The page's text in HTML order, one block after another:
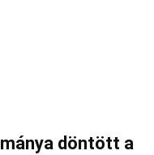
döntött a